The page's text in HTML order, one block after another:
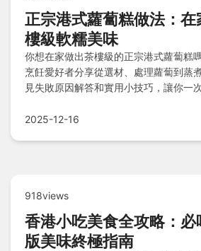
正宗港式蘿蔔糕做法：
樓級軟糯美味
你想在家做出茶樓級的正宗港式蘿蔔糕
烹飪愛好者分享從選材、處理蘿蔔到蒸
見失敗原因解答和實用小技巧，讓你一
2025-12-16
918views
香港小吃美食全攻略：
版美味終極指南